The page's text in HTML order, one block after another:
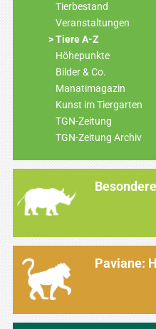
Tierbestand
Veranstaltungen
Tiere A-Z
Höhepunkte
Bilder & Co.
Manatimagazin
Kunst im Tiergarten
TGN-Zeitung
TGN-Zeitung Archiv
Paviane: